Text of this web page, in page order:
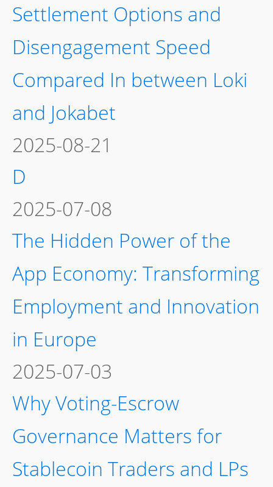
Settlement Options and
Disengagement Speed
Compared In between Loki
and Jokabet
2025-08-21
D
2025-07-08
The Hidden Power of the
App Economy: Transforming
Employment and Innovation
in Europe
2025-07-03
Why Voting-Escrow
Governance Matters for
Stablecoin Traders and LPs